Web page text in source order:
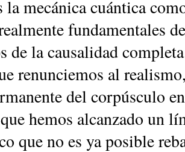
la mecánica cuántica
fundamentales
de la causalidad
renunciemos al
del corpúsculo
hemos alcanzado un
que no es ya posible